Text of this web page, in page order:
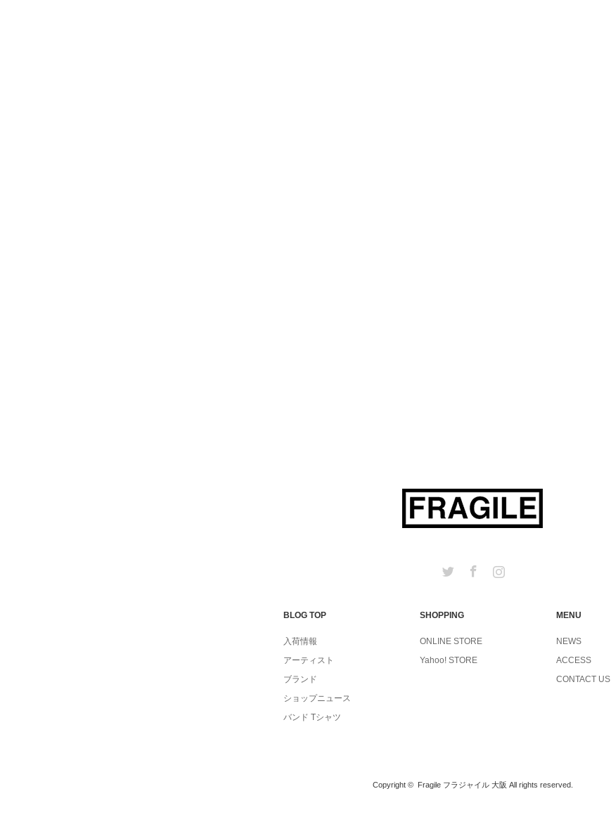
Twitter Facebook
BLOG TOP
入荷情報
アーティスト
ブランド
ショップニュース
バンド Tシャツ
SHOPPING
ONLINE STORE
Yahoo! STORE
MENU
NEWS
ACCESS
CONTACT US
Copyright © Fragile フラジャイル 大阪 All rights reserved.